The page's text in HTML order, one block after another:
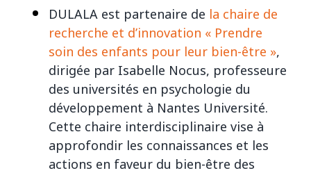
DULALA est partenaire de la chaire de
recherche et d’innovation « Prendre
soin des enfants pour leur bien-être »,
dirigée par Isabelle Nocus, professeure
des universités en psychologie du
développement à Nantes Université.
Cette chaire interdisciplinaire vise à
approfondir les connaissances et les
actions en faveur du bien-être des